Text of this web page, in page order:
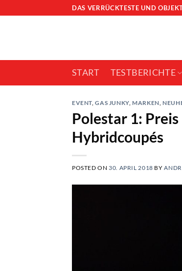
DAS VERRÜCKTESTE UND
START TESTBERICHTE
EVENT,GAS JUNKY, MARKEN,
Polestar 1:
Hybridcoupés
POSTED ON 30. APRIL 2018 BY